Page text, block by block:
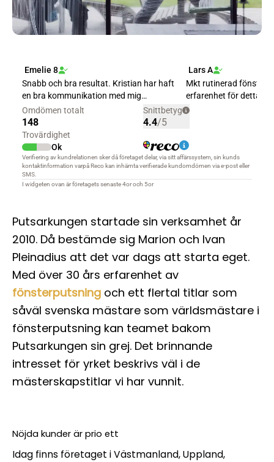
Putsarkungen startade sin verksamhet år
2010. Då bestämde sig Marion och Ivan
Pleinadius att det var dags att starta eget.
Med över 30 års erfarenhet av
fönsterputsning och ett flertal titlar som
såväl svenska mästare som världsmästare i
fönsterputsning kan teamet bakom
Putsarkungen sin grej. Det brinnande
intresset för yrket beskrivs väl i de
mästerskapstitlar vi har vunnit.
Nöjda kunder är prio ett
Idag finns företaget i Västmanland, Uppland,